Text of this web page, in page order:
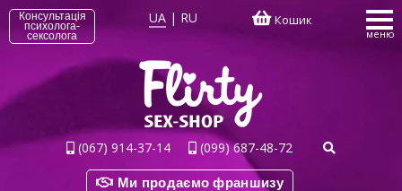
Консультація
психолога-
сексолога
UA | RU Кошик
меню
(067) 914-37-14 (099) 687-48-72
Ми продаємо франшизу